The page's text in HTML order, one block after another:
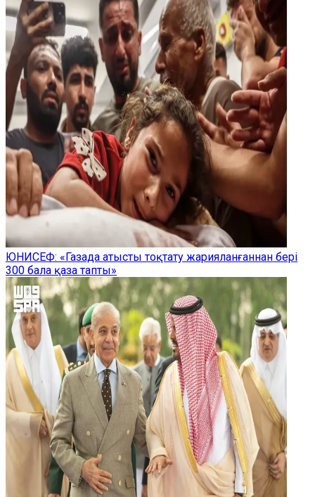
ЮНИСЕФ: «Газада атысты тоқтату жарияланғаннан бері
300 бала қаза тапты»